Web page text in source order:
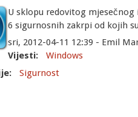
U sklopu redovitog mjesečnog
6 sigurnosnih zakrpi od kojih
sri, 2012-04-11 12:39 - Emil
Vijesti:
Windows
Sigurnost